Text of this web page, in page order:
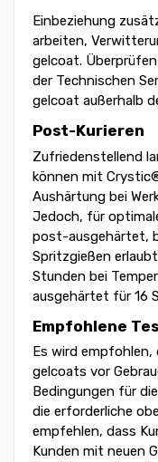
Einbeziehung
arbeiten,
gelcoat.
der Technischen
gelcoat außerhalb
Post-Kurieren
Zufriedenstellend
können mit
Aushärtung bei
Jedoch, für
post-ausgehärtet,
Spritzgießen
Stunden bei
ausgehärtet für 16
Empfohlene
Es wird
gelcoats vor
Bedingungen für
die erforderliche
empfehlen, dass
Kunden mit neuen